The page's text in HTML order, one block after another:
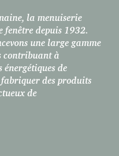
la menuiserie
depuis 1932.
une large gamme
contribuant à
énergétiques de
des produits
de